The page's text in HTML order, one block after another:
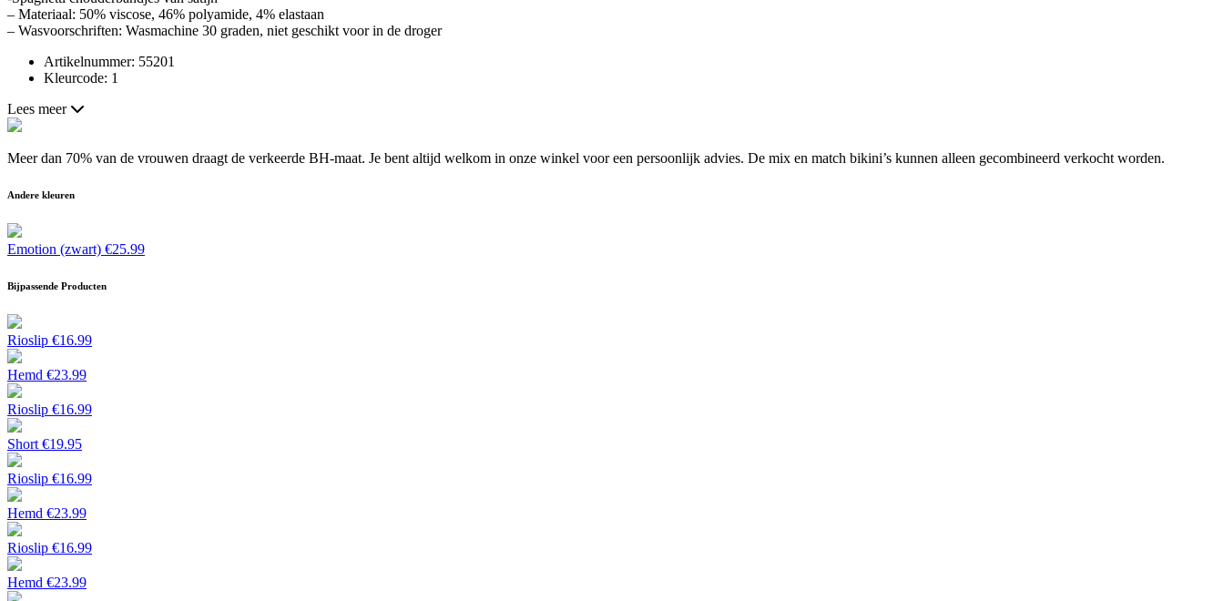
– Materiaal: 50% viscose, 46% polyamide, 4% elastaan
– Wasvoorschriften: Wasmachine 30 graden, niet geschikt voor in de droger
Artikelnummer: 55201
Kleurcode: 1
Lees meer
Meer dan 70% van de vrouwen draagt de verkeerde BH-maat. Je bent altijd welkom in onze winkel voor een persoonlijk advies. De mix en match bikini’s kunnen alleen gecombineerd verkocht worden.
Andere kleuren
Emotion (zwart) €25.99
Bijpassende Producten
Rioslip €16.99
Hemd €23.99
Rioslip €16.99
Short €19.95
Rioslip €16.99
Hemd €23.99
Rioslip €16.99
Hemd €23.99